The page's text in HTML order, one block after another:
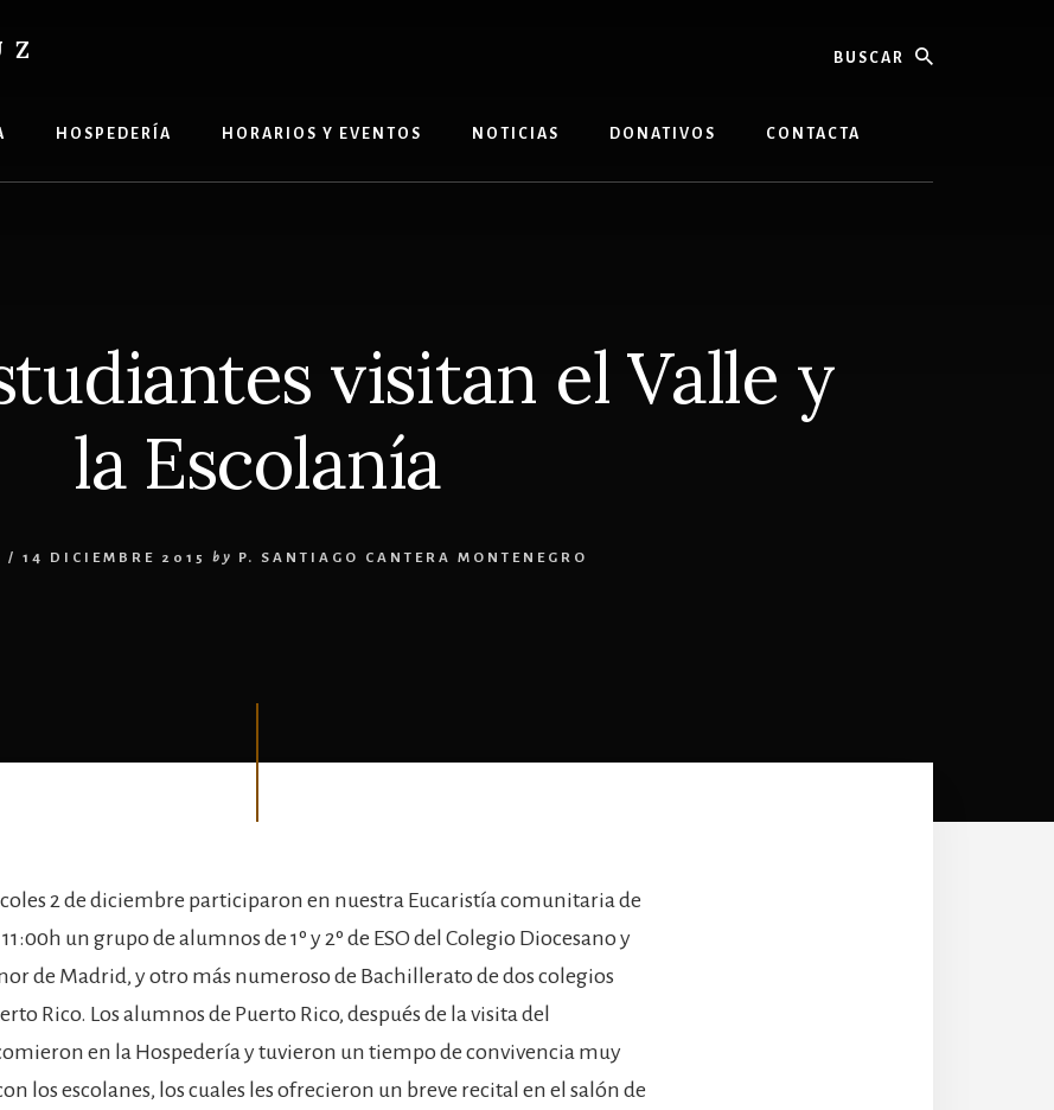
HOSPEDERÍA HORARIOS Y EVENTOS NOTICIAS DONATIVOS CONTACTA
visitan el Valle y
la Escolanía
/ 14 DICIEMBRE 2015 by P. SANTIAGO CANTERA MONTENEGRO
2 de diciembre participaron en nuestra Eucaristía comunitaria de
un grupo de alumnos de 1º y 2º de ESO del Colegio Diocesano y
de Madrid, y otro más numeroso de Bachillerato de dos colegios
Rico. Los alumnos de Puerto Rico, después de la visita del
en la Hospedería y tuvieron un tiempo de convivencia muy
los escolanes, los cuales les ofrecieron un breve recital en el salón de